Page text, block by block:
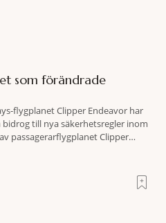
som förändrade
flygplanet Clipper Endeavor har
till nya säkerhetsregler inom
passagerarflygplanet Clipper